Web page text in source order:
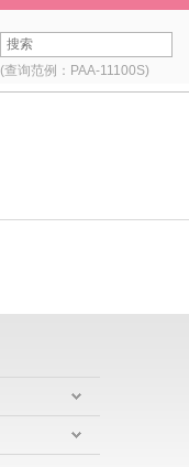
(查询范例：PAA-11100S)